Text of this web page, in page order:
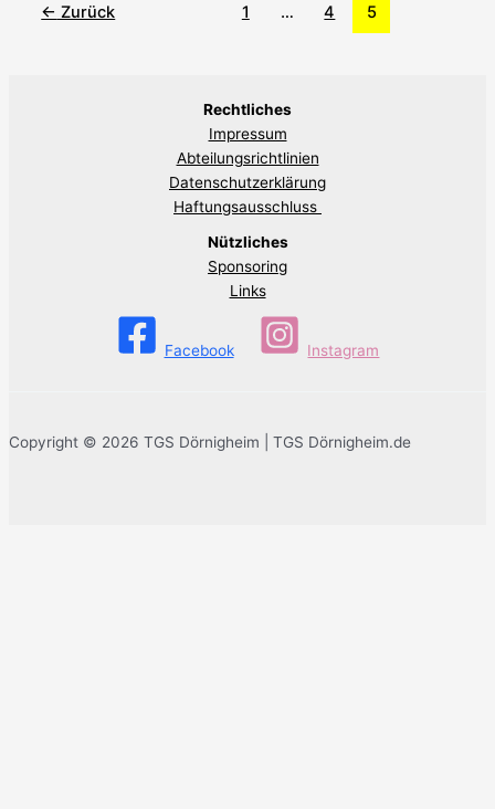
← Zurück 1 … 4 5
Rechtliches
Impressum
Abteilungsrichtlinien
Datenschutzerklärung
Haftungsausschluss
Nützliches
Sponsoring
Links
Facebook Instagram
Copyright © 2026 TGS Dörnigheim | TGS Dörnigheim.de